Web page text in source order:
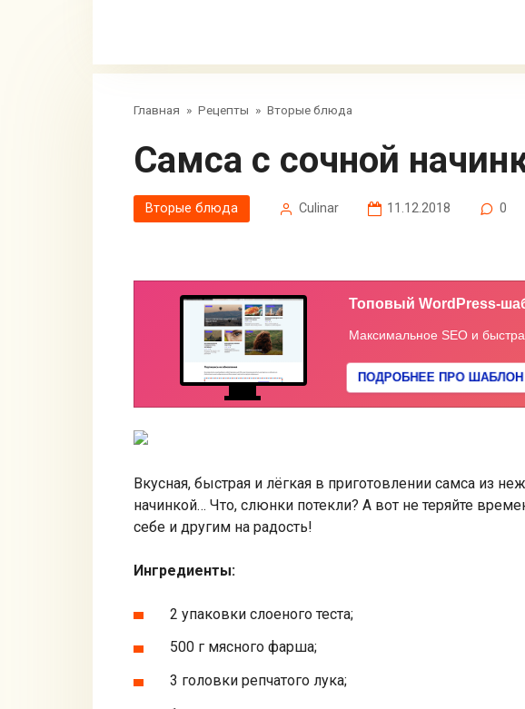
Главная » Рецепты » Вторые блюда
Самса с сочной
Вторые блюда Сulinar 11.12.2018 0
Вкусная, быстрая и лёгкая в приготовлении самса из
начинкой… Что, слюнки потекли? А вот не теряйте
себе и другим на радость!
Ингредиенты:
2 упаковки слоеного теста;
500 г мясного фарша;
3 головки репчатого лука;